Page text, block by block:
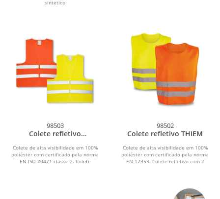
sintetico
98503
Colete refletivo
Colete de alta visibilidade em 100%
poliéster com certificado pela norma
EN ISO 20471 classe 2. Colete
98502
Colete refletivo THIEM
Colete de alta visibilidade em 100%
poliéster com certificado pela norma
EN 17353. Colete refletivo com 2